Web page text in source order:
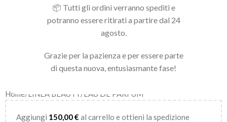
📦 Tutti gli ordini verranno spediti e
potranno essere ritirati a partire dal 24
agosto.
Grazie per la pazienza e per essere parte
di questa nuova, entusiasmante fase!
Home/ LINEA BEAUTY / EAU DE PARFUM
Aggiungi 150,00€ al carrello e ottieni la spedizione